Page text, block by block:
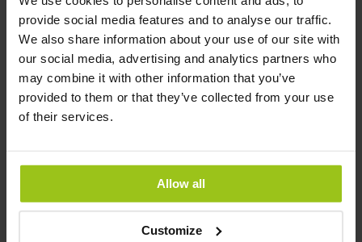
provide social media features and to analyse our traffic.
We also share information about your use of our site with
our social media, advertising and analytics partners who
may combine it with other information that you’ve
provided to them or that they’ve collected from your use
of their services.
Allow all
Customize
risque de rhume ?
Il existe des études contrôlées en double
aveugle qui montrent que la vitamine C réduit le
risque de rhume.
entre les différents
compléments alimentaires
contenant de la vitamine C ?